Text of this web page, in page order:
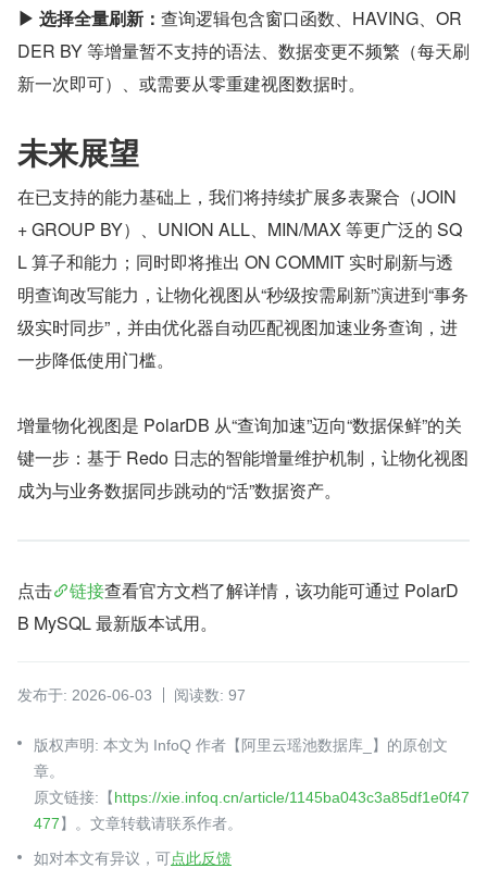
▶︎ 选择全量刷新： 查询逻辑包含窗口函数、HAVING、OR
DER BY 等增量暂不支持的语法、数据变更不频繁（每天刷
新一次即可）、或需要从零重建视图数据时。
未来展望
在已支持的能力基础上，我们将持续扩展多表聚合（JOIN
+ GROUP BY）、UNION ALL、MIN/MAX 等更广泛的 SQ
L 算子和能力；同时即将推出 ON COMMIT 实时刷新与透
明查询改写能力，让物化视图从“秒级按需刷新”演进到“事务
级实时同步”，并由优化器自动匹配视图加速业务查询，进
一步降低使用门槛。
增量物化视图是 PolarDB 从“查询加速”迈向“数据保鲜”的关
键一步：基于 Redo 日志的智能增量维护机制，让物化视图
成为与业务数据同步跳动的“活”数据资产。
点击 链接查看官方文档了解详情，该功能可通过 PolarD
B MySQL 最新版本试用。
发布于: 2026-06-03 阅读数: 97
版权声明: 本文为 InfoQ 作者【阿里云瑶池数据库_】的原创文
章。
原文链接:【https://xie.infoq.cn/article/1145ba043c3a85df1e0f47
477】。文章转载请联系作者。
如对本文有异议，可点此反馈